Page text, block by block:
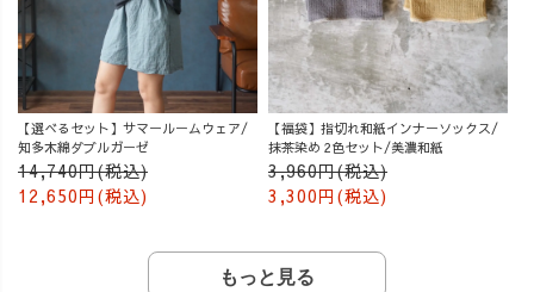
【選べるセット】サマールームウェア/
知多木綿ダブルガーゼ
14,740円(税込)
12,650円(税込)
【福袋】指切れ和紙インナーソックス/
抹茶染め 2色セット/美濃和紙
3,960円(税込)
3,300円(税込)
もっと見る